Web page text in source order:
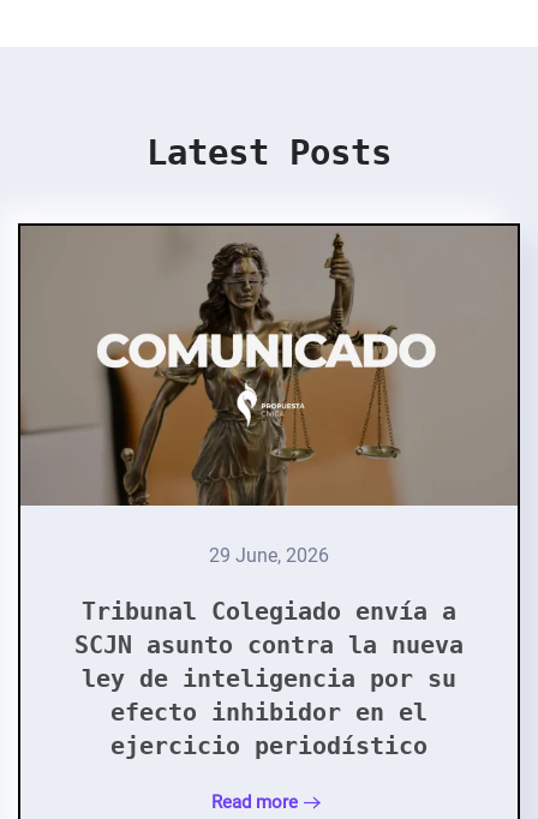
Latest Posts
29 June, 2026
Tribunal Colegiado envía a
SCJN asunto contra la nueva
ley de inteligencia por su
efecto inhibidor en el
ejercicio periodístico
Read more